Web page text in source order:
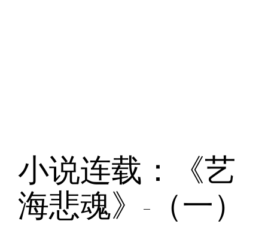
小说连载：《艺
海悲魂》-（一）